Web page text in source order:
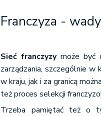
Franczyza -
Sieć franczyzymoże być
zarządzania, szczególnie w
w kraju, jak i za granicą
też proces selekcji
Trzeba pamiętać też o